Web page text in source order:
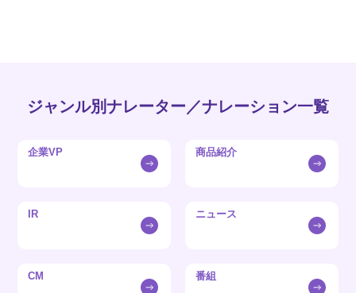
ジャンル別ナレーター／ナレーション一覧
企業VP 商品紹介
IR ニュース
CM 番組